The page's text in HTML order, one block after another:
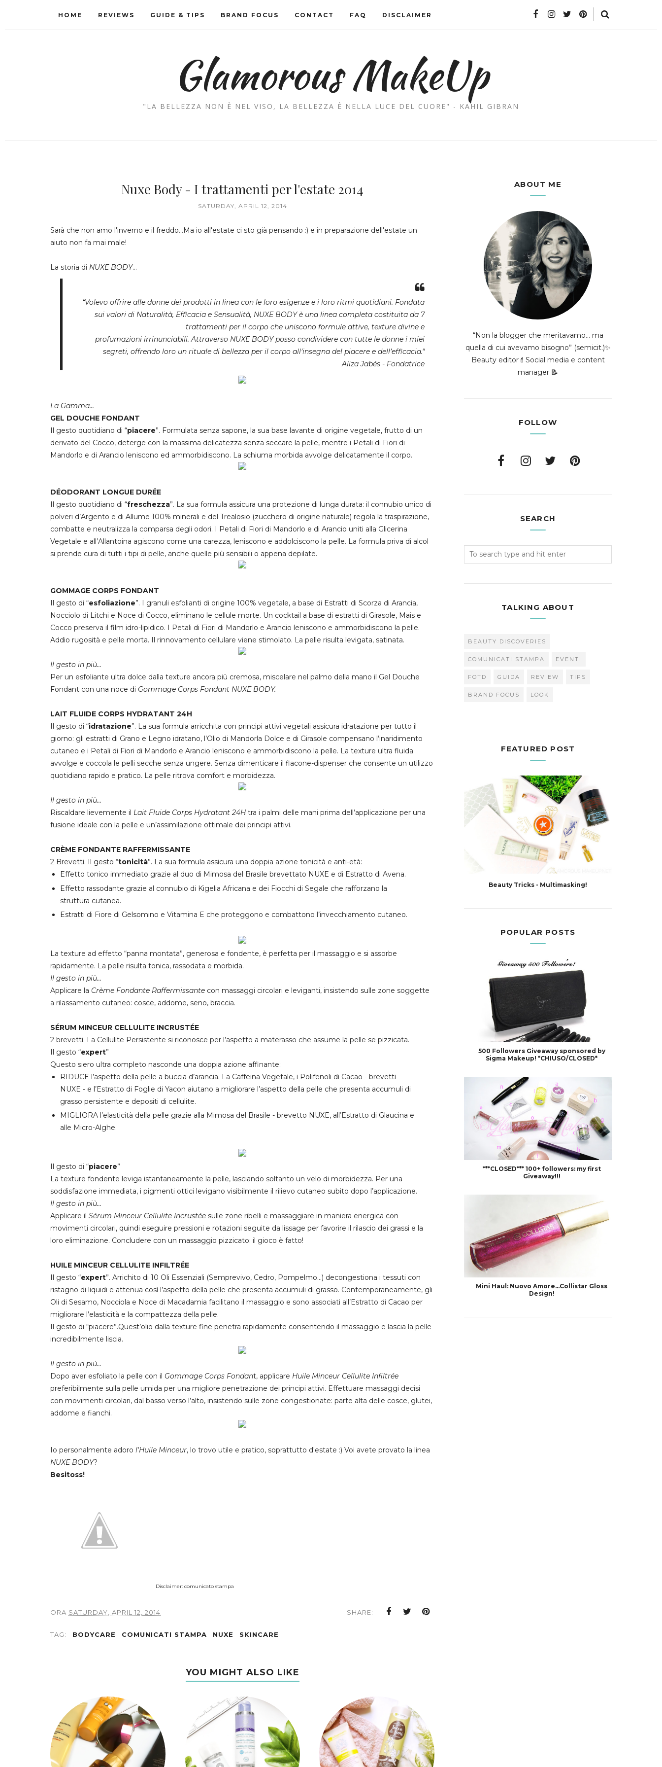
HOME REVIEWS GUIDE & TIPS BRAND FOCUS CONTACT FAQ DISCLAIMER
Glamorous MakeUp
"LA BELLEZZA NON È NEL VISO, LA BELLEZZA È NELLA LUCE DEL CUORE" - KAHIL GIBRAN
Nuxe Body - I trattamenti per l'estate 2014
SATURDAY, APRIL 12, 2014
Sarà che non amo l'inverno e il freddo...Ma io all'estate ci sto già pensando :) e in preparazione dell'estate un
aiuto non fa mai male!
La storia di NUXE BODY...
“Volevo offrire alle donne dei prodotti in linea con le loro esigenze e i loro ritmi quotidiani. Fondata
sui valori di Naturalità, Efficacia e Sensualità, NUXE BODY è una linea completa costituita da 7
trattamenti per il corpo che uniscono formule attive, texture divine e
profumazioni irrinunciabili. Attraverso NUXE BODY posso condividere con tutte le donne i miei
segreti, offrendo loro un rituale di bellezza per il corpo all’insegna del piacere e dell’efficacia."
Aliza Jabés - Fondatrice
La Gamma...
GEL DOUCHE FONDANT
Il gesto quotidiano di “piacere”. Formulata senza sapone, la sua base lavante di origine vegetale, frutto di un
derivato del Cocco, deterge con la massima delicatezza senza seccare la pelle, mentre i Petali di Fiori di
Mandorlo e di Arancio leniscono ed ammorbidiscono. La schiuma morbida avvolge delicatamente il corpo.
DÉODORANT LONGUE DURÉE
Il gesto quotidiano di “freschezza”. La sua formula assicura una protezione di lunga durata: il connubio unico di
polveri d’Argento e di Allume 100% minerali e del Trealosio (zucchero di origine naturale) regola la traspirazione,
combatte e neutralizza la comparsa degli odori. I Petali di Fiori di Mandorlo e di Arancio uniti alla Glicerina
Vegetale e all’Allantoina agiscono come una carezza, leniscono e addolciscono la pelle. La formula priva di alcol
si prende cura di tutti i tipi di pelle, anche quelle più sensibili o appena depilate.
GOMMAGE CORPS FONDANT
Il gesto di “esfoliazione”. I granuli esfolianti di origine 100% vegetale, a base di Estratti di Scorza di Arancia,
Nocciolo di Litchi e Noce di Cocco, eliminano le cellule morte. Un cocktail a base di estratti di Girasole, Mais e
Cocco preserva il film idro-lipidico. I Petali di Fiori di Mandorlo e Arancio leniscono e ammorbidiscono la pelle.
Addio rugosità e pelle morta. Il rinnovamento cellulare viene stimolato. La pelle risulta levigata, satinata.
Il gesto in più...
Per un esfoliante ultra dolce dalla texture ancora più cremosa, miscelare nel palmo della mano il Gel Douche
Fondant con una noce di Gommage Corps Fondant NUXE BODY.
LAIT FLUIDE CORPS HYDRATANT 24H
Il gesto di “idratazione”. La sua formula arricchita con principi attivi vegetali assicura idratazione per tutto il
giorno: gli estratti di Grano e Legno idratano, l’Olio di Mandorla Dolce e di Girasole compensano l’inaridimento
cutaneo e i Petali di Fiori di Mandorlo e Arancio leniscono e ammorbidiscono la pelle. La texture ultra fluida
avvolge e coccola le pelli secche senza ungere. Senza dimenticare il flacone-dispenser che consente un utilizzo
quotidiano rapido e pratico. La pelle ritrova comfort e morbidezza.
Il gesto in più...
Riscaldare lievemente il Lait Fluide Corps Hydratant 24H tra i palmi delle mani prima dell’applicazione per una
fusione ideale con la pelle e un’assimilazione ottimale dei principi attivi.
CRÈME FONDANTE RAFFERMISSANTE
2 Brevetti. Il gesto “tonicità”. La sua formula assicura una doppia azione tonicità e anti-età:
Effetto tonico immediato grazie al duo di Mimosa del Brasile brevettato NUXE e di Estratto di Avena.
Effetto rassodante grazie al connubio di Kigelia Africana e dei Fiocchi di Segale che rafforzano la
struttura cutanea.
Estratti di Fiore di Gelsomino e Vitamina E che proteggono e combattono l’invecchiamento cutaneo.
La texture ad effetto “panna montata”, generosa e fondente, è perfetta per il massaggio e si assorbe
rapidamente. La pelle risulta tonica, rassodata e morbida.
Il gesto in più...
Applicare la Crème Fondante Raffermissante con massaggi circolari e leviganti, insistendo sulle zone soggette
a rilassamento cutaneo: cosce, addome, seno, braccia.
SÉRUM MINCEUR CELLULITE INCRUSTÉE
2 brevetti. La Cellulite Persistente si riconosce per l’aspetto a materasso che assume la pelle se pizzicata.
Il gesto “expert”
Questo siero ultra completo nasconde una doppia azione affinante:
RIDUCE l’aspetto della pelle a buccia d’arancia. La Caffeina Vegetale, i Polifenoli di Cacao - brevetti
NUXE - e l’Estratto di Foglie di Yacon aiutano a migliorare l’aspetto della pelle che presenta accumuli di
grasso persistente e depositi di cellulite.
MIGLIORA l’elasticità della pelle grazie alla Mimosa del Brasile - brevetto NUXE, all’Estratto di Glaucina e
alle Micro-Alghe.
Il gesto di “piacere”
La texture fondente leviga istantaneamente la pelle, lasciando soltanto un velo di morbidezza. Per una
soddisfazione immediata, i pigmenti ottici levigano visibilmente il rilievo cutaneo subito dopo l’applicazione.
Il gesto in più...
Applicare il Sérum Minceur Cellulite Incrustée sulle zone ribelli e massaggiare in maniera energica con
movimenti circolari, quindi eseguire pressioni e rotazioni seguite da lissage per favorire il rilascio dei grassi e la
loro eliminazione. Concludere con un massaggio pizzicato: il gioco è fatto!
HUILE MINCEUR CELLULITE INFILTRÉE
Il gesto “expert”. Arrichito di 10 Oli Essenziali (Semprevivo, Cedro, Pompelmo...) decongestiona i tessuti con
ristagno di liquidi e attenua così l’aspetto della pelle che presenta accumuli di grasso. Contemporaneamente, gli
Oli di Sesamo, Nocciola e Noce di Macadamia facilitano il massaggio e sono associati all’Estratto di Cacao per
migliorare l’elasticità e la compattezza della pelle.
Il gesto di “piacere”.Quest’olio dalla texture fine penetra rapidamente consentendo il massaggio e lascia la pelle
incredibilmente liscia.
Il gesto in più...
Dopo aver esfoliato la pelle con il Gommage Corps Fondant, applicare Huile Minceur Cellulite Infiltrée
preferibilmente sulla pelle umida per una migliore penetrazione dei principi attivi. Effettuare massaggi decisi
con movimenti circolari, dal basso verso l’alto, insistendo sulle zone congestionate: parte alta delle cosce, glutei,
addome e fianchi.
Io personalmente adoro l'Huile Minceur, lo trovo utile e pratico, soprattutto d'estate :) Voi avete provato la linea
NUXE BODY?
Besitoss!!
Disclaimer: comunicato stampa
ORA SATURDAY, APRIL 12, 2014 SHARE:
TAG: BODYCARE COMUNICATI STAMPA NUXE SKINCARE
YOU MIGHT ALSO LIKE
ABOUT ME
“Non la blogger che meritavamo... ma
quella di cui avevamo bisogno” (semicit.)✨
Beauty editor💄Social media e content
manager 📝
FOLLOW
SEARCH
TALKING ABOUT
BEAUTY DISCOVERIES
COMUNICATI STAMPA EVENTI
FOTD GUIDA REVIEW TIPS
BRAND FOCUS LOOK
FEATURED POST
Beauty Tricks - Multimasking!
POPULAR POSTS
500 Followers Giveaway sponsored by
Sigma Makeup! *CHIUSO/CLOSED*
***CLOSED*** 100+ followers: my first
Giveaway!!!
Mini Haul: Nuovo Amore...Collistar Gloss
Design!